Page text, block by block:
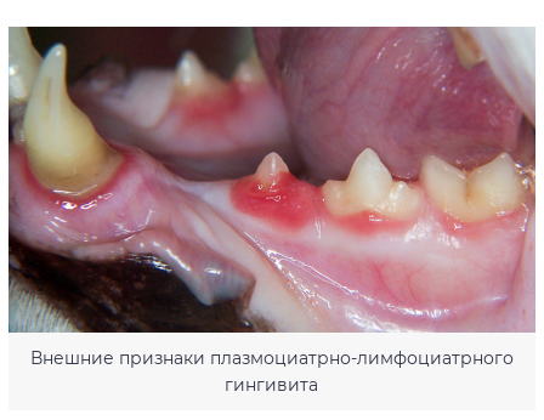
Внешние признаки плазмоциатрно-лимфоциатрного
гингивита